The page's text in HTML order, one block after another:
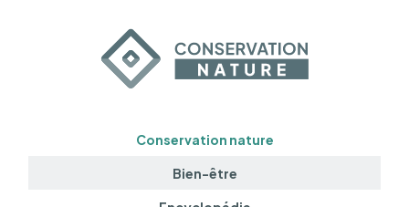
Conservation nature
Bien-être